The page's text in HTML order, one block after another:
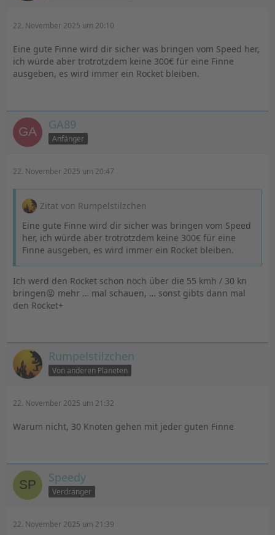
22. November 2025 um 20:10
Eine gute Finne wird dir sicher was bringen vom Speed her,
ich würde aber trotrotzdem keine 300€ für eine Finne
ausgeben, es wird immer ein Rocket bleiben.
GA89
Anfänger
22. November 2025 um 20:47
Zitat von Rumpelstilzchen
Eine gute Finne wird dir sicher was bringen vom Speed
her, ich würde aber trotrotzdem keine 300€ für eine
Finne ausgeben, es wird immer ein Rocket bleiben.
Ich werd den Rocket schon noch über die 55 kmh / 30 kn
bringen😝 mehr … mal schauen, … sonst gibts dann mal
den Rocket+
Rumpelstilzchen
Von anderen Planeten
22. November 2025 um 21:32
Warum nicht, 30 Knoten gehen mit jeder guten Finne
Speedy
Verdränger
22. November 2025 um 21:39